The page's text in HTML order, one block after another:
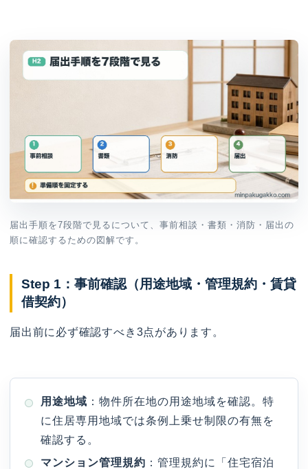
届出手順を7段階で見るについて、事前相談・書類・消防・届出の
順に確認するための図解です。
Step 1：事前確認（用途地域・管理規約・賃貸
借契約）
届出前に必ず確認すべき3点があります。
用途地域 ：物件所在地の用途地域を確認。特
に住居専用地域では条例上乗せ制限の有無を
確認する。
マンション管理規約 ：管理規約に「住宅宿泊